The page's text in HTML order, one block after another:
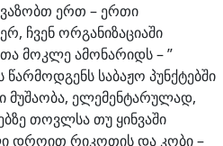
ერთ – ერთი
ჩვენ ორგანიზაციაში
მოკლე ამონარიდს – ”
საბაჟო პუნქტებში
მუშაობა, ელემენტარულად,
თოვლსა თუ ყინვაში
დროით რიკოთის და კობი –